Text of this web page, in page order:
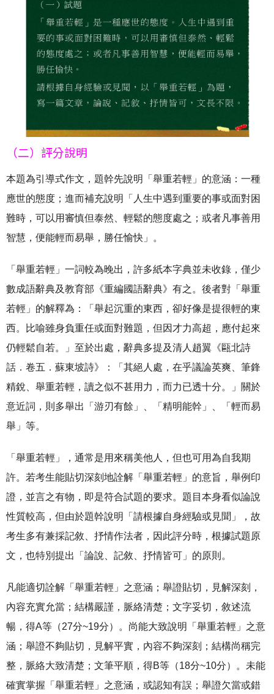
（二）評分說明
本題為引導式作文，題幹先說明「舉重若輕」的意涵：一種
應世的態度；進而補充說明「人生中遇到重要的事或面對困
難時，可以用審慎但泰然、輕鬆的態度處之；或者凡事善用
智慧，便能輕而易舉，勝任愉快」。
「舉重若輕」一詞較為晚出，許多紙本字典並未收錄，僅少
數成語辭典及教育部《重編國語辭典》有之。後者對「舉重
若輕」的解釋為：「舉起沉重的東西，卻好像是提很輕的東
西。比喻雖身負重任或面對難題，但因才力高超，應付起來
仍輕鬆自若。」至於出處，辭典多提及清人趙翼《甌北詩
話．卷五．蘇東坡詩》：「其絕人處，在乎議論英爽、筆鋒
精銳、舉重若輕，讀之似不甚用力，而力已透十分。」關於
意近詞，則多舉出「游刃有餘」、「精明能幹」、「輕而易
舉」等。
「舉重若輕」，通常是用來稱美他人，但也可用為自我期
許。若考生能貼切深刻地詮解「舉重若輕」的意旨，舉例印
證，並言之有物，即是符合試題的要求。題目本身看似論說
性質較高，但由於題幹說明「請根據自身經驗或見聞」，故
考生多有兼採記敘、抒情作法者，因此評分時，根據試題原
文，也特別提出「論說、記敘、抒情皆可」的原則。
凡能適切詮解「舉重若輕」之意涵；舉證貼切，見解深刻，
內容充實允當；結構嚴謹，脈絡清楚；文字妥切，敘述流
暢，得A等（27分~19分）。尚能大致說明「舉重若輕」之意
涵；舉證不夠貼切，見解平實，內容不夠深刻；結構尚稱完
整，脈絡大致清楚；文筆平順，得B等（18分~10分）。未能
確實掌握「舉重若輕」之意涵，或認知有誤；舉證欠當或錯